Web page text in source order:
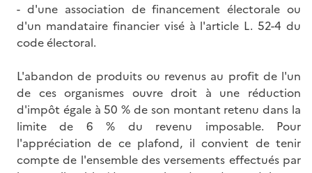
- d'une association de financement électorale ou
d'un mandataire financier visé à l'article L. 52-4 du
code électoral.
L'abandon de produits ou revenus au profit de l'un
de ces organismes ouvre droit à une réduction
d'impôt égale à 50 % de son montant retenu dans la
limite de 6 % du revenu imposable. Pour
l'appréciation de ce plafond, il convient de tenir
compte de l'ensemble des versements effectués par